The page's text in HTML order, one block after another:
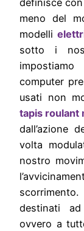
definisce
meno del
modelli
sotto i
computer
usati non
tapis roulant
dall’azione
volta
nostro
destinati
ovvero a